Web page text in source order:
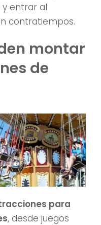
y entrar al
contratiempos.
montar
de
para
, desde juegos